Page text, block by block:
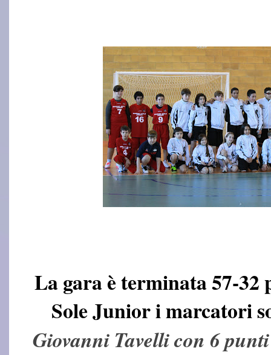
La gara è terminata 57-
Sole Junior i marcatori
Giovanni Tavelli con 6